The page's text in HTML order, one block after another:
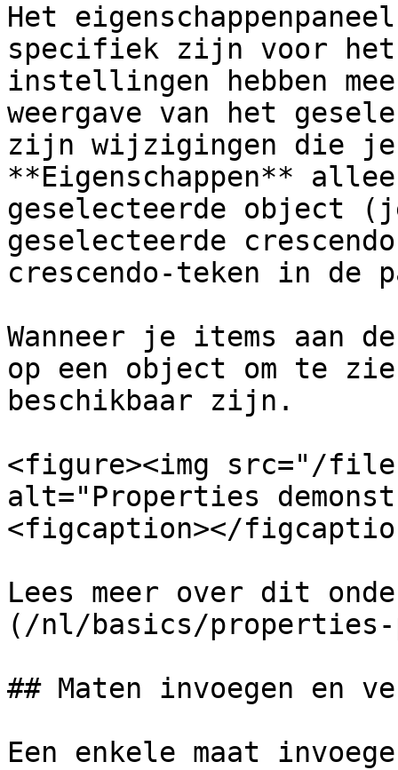
Het
specifiek zijn voor het
instellingen hebben
weergave van het
zijn wijzigingen die je
**Eigenschappen**
geselecteerde object
geselecteerde
crescendo-teken in
Wanneer je items aan
op een object om te
beschikbaar zijn.
<figure><img src="/files/
alt="Properties
<figcaption></
Lees meer over dit
(/nl/basics/properties-
## Maten invoegen en
Een enkele maat